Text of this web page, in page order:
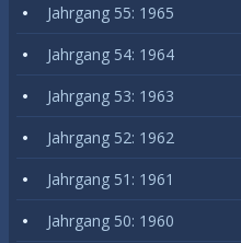
Jahrgang 55: 1965
Jahrgang 54: 1964
Jahrgang 53: 1963
Jahrgang 52: 1962
Jahrgang 51: 1961
Jahrgang 50: 1960